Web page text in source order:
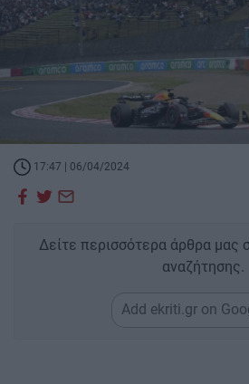
17:47 | 06/04/2024
Δείτε περισσότερα άρθρα μας
αναζήτησης.
Add ekriti.gr on